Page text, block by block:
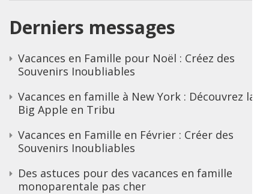
Derniers messages
Vacances en Famille pour Noël : Créez des
Souvenirs Inoubliables
Vacances en famille à New York : Découvrez la
Big Apple en Tribu
Vacances en Famille en Février : Créer des
Souvenirs Inoubliables
Des astuces pour des vacances en famille
monoparentale pas cher